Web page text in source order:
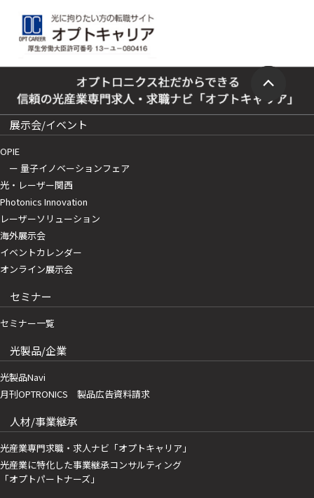
展示会/イベント
OPIE
ー 量子イノベーションフェア
光・レーザー関西
Photonics Innovation
レーザーソリューション
海外展示会
イベントカレンダー
オンライン展示会
セミナー
セミナー一覧
光製品/企業
光製品Navi
月刊OPTRONICS 製品広告資料請求
人材/事業継承
光産業専門求職・求人ナビ「オプトキャリア」
光産業に特化した事業継承コンサルティング
「オプトパートナーズ」